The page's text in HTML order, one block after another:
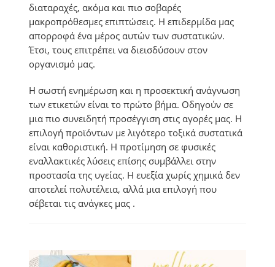
διαταραχές, ακόμα και πιο σοβαρές
μακροπρόθεσμες επιπτώσεις. Η επιδερμίδα μας
απορροφά ένα μέρος αυτών των συστατικών.
Έτσι, τους επιτρέπει να διεισδύσουν στον
οργανισμό μας.
Η σωστή ενημέρωση και η προσεκτική ανάγνωση
των ετικετών είναι το πρώτο βήμα. Οδηγούν σε
μια πιο συνειδητή προσέγγιση στις αγορές μας. Η
επιλογή προϊόντων με λιγότερο τοξικά συστατικά
είναι καθοριστική. Η προτίμηση σε φυσικές
εναλλακτικές λύσεις επίσης συμβάλλει στην
προστασία της υγείας. Η ευεξία χωρίς χημικά δεν
αποτελεί πολυτέλεια, αλλά μια επιλογή που
σέβεται τις ανάγκες μας .